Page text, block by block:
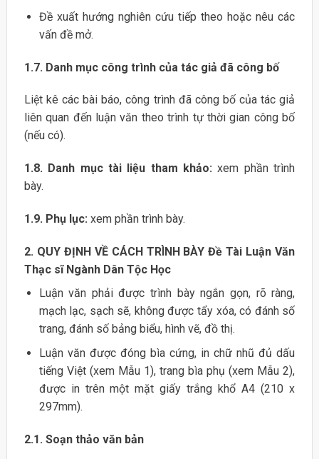
Đề xuất hướng nghiên cứu tiếp theo hoặc nêu các
vấn đề mở.
1.7. Danh mục công trình của tác giả đã công bố
Liệt kê các bài báo, công trình đã công bố của tác giả
liên quan đến luận văn theo trình tự thời gian công bố
(nếu có).
1.8. Danh mục tài liệu tham khảo:xem phần trình
bày.
1.9. Phụ lục: xem phần trình bày.
2. QUY ĐỊNH VỀ CÁCH TRÌNH BÀY Đề Tài Luận Văn
Thạc sĩ Ngành Dân Tộc Học
Luận văn phải được trình bày ngắn gọn, rõ ràng,
mạch lạc, sạch sẽ, không được tẩy xóa, có đánh số
trang, đánh số bảng biểu, hình vẽ, đồ thị.
Luận văn được đóng bìa cứng, in chữ nhũ đủ dấu
tiếng Việt (xem Mẫu 1), trang bìa phụ (xem Mẫu 2),
được in trên một mặt giấy trắng khổ A4 (210 x
297mm).
2.1. Soạn thảo văn bản